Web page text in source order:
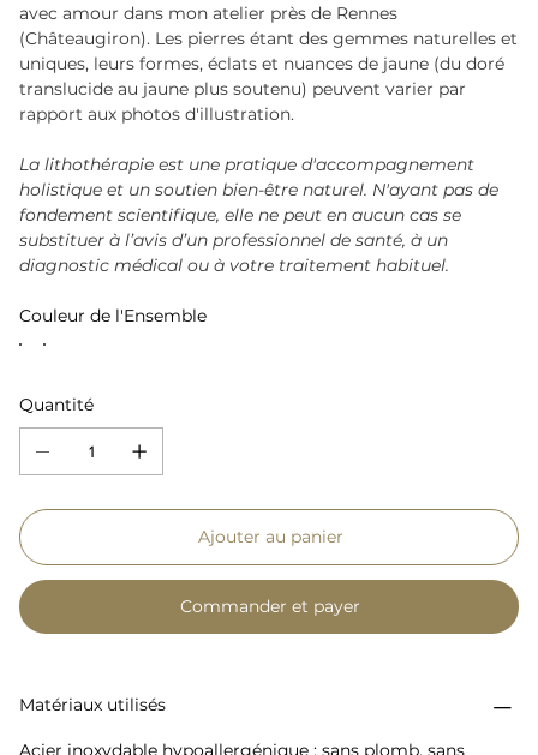
avec amour dans mon atelier près de Rennes
(Châteaugiron). Les pierres étant des gemmes naturelles et
uniques, leurs formes, éclats et nuances de jaune (du doré
translucide au jaune plus soutenu) peuvent varier par
rapport aux photos d'illustration.
La lithothérapie est une pratique d'accompagnement
holistique et un soutien bien-être naturel. N'ayant pas de
fondement scientifique, elle ne peut en aucun cas se
substituer à l’avis d’un professionnel de santé, à un
diagnostic médical ou à votre traitement habituel.
Couleur de l'Ensemble
Quantité
Ajouter au panier
Commander et payer
Matériaux utilisés
Acier inoxydable hypoallergénique : sans plomb, sans